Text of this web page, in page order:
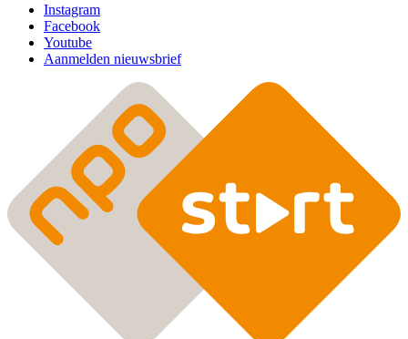
Instagram
Facebook
Youtube
Aanmelden nieuwsbrief